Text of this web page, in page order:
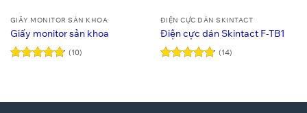
GIẤY MONITOR SẢN KHOA
Giấy monitor sản khoa
(10)
ĐIỆN CỰC DÁN SKINTACT
Điện cực dán Skintact F-TB1
(14)